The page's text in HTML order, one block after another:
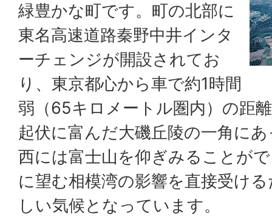
緑豊かな町です。町の北部に
東名高速道路秦野中井インタ
ーチェンジが開設されてお
り、東京都心から車で約1時間
弱（65キロメートル圏内）の距
起伏に富んだ大磯丘陵の一角に
西には富士山を仰ぎみることが
に望む相模湾の影響を直接受け
しい気候となっています。